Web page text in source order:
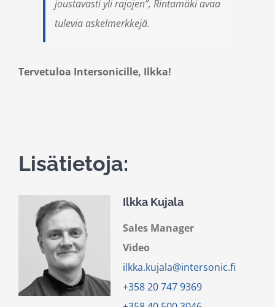
joustavasti yli rajojen”, Rintamäki avaa
tulevia askelmerkkejä.
Tervetuloa Intersonicille, Ilkka!
Lisätietoja:
Ilkka Kujala
Sales Manager
Video
ilkka.kujala@intersonic.fi
+358 20747 9369